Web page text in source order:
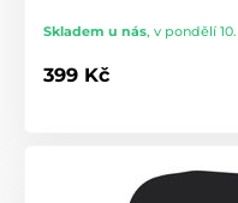
Skladem u nás, v pondělí
399 Kč